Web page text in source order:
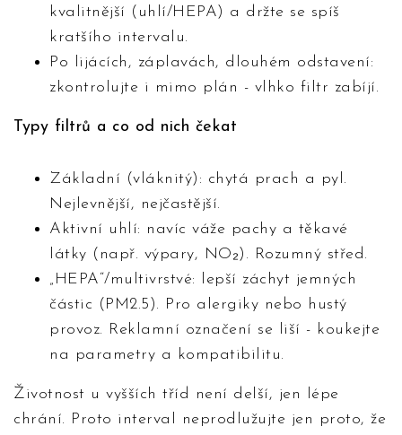
kvalitnější (uhlí/HEPA) a držte se spíš
kratšího intervalu.
Po lijácích, záplavách, dlouhém odstavení:
zkontrolujte i mimo plán - vlhko filtr zabíjí.
Typy filtrů a co od nich čekat
Základní (vláknitý): chytá prach a pyl.
Nejlevnější, nejčastější.
Aktivní uhlí: navíc váže pachy a těkavé
látky (např. výpary, NO₂). Rozumný střed.
„HEPA“/multivrstvé: lepší záchyt jemných
částic (PM2.5). Pro alergiky nebo hustý
provoz. Reklamní označení se liší - koukejte
na parametry a kompatibilitu.
Životnost u vyšších tříd není delší, jen lépe
chrání. Proto interval neprodlužujte jen proto, že